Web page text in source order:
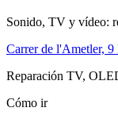
Sonido, TV y vídeo:
Carrer de l'Ametler, 9
Reparación TV,
Cómo ir